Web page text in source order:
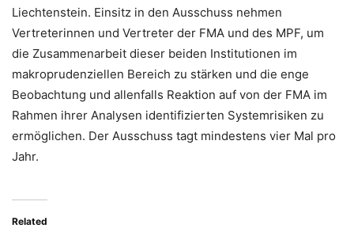
Liechtenstein. Einsitz in den Ausschuss nehmen
Vertreterinnen und Vertreter der FMA und des MPF, um
die Zusammenarbeit dieser beiden Institutionen im
makroprudenziellen Bereich zu stärken und die enge
Beobachtung und allenfalls Reaktion auf von der FMA im
Rahmen ihrer Analysen identifizierten Systemrisiken zu
ermöglichen. Der Ausschuss tagt mindestens vier Mal pro
Jahr.
Related